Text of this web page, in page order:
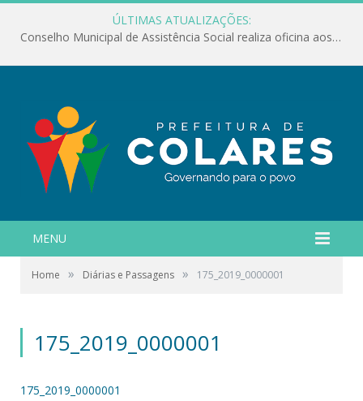
ÚLTIMAS ATUALIZAÇÕES:
Conselho Municipal de Assistência Social realiza oficina aos servidores
MENU
Home » Diárias e Passagens » 175_2019_0000001
175_2019_0000001
175_2019_0000001